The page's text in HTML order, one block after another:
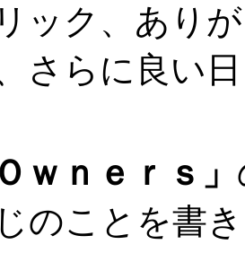
ック、あり
さらに良い
ｗｎｅｒｓ」
のことを書